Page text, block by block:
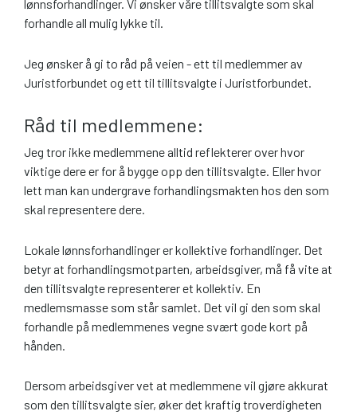
lønnsforhandlinger. Vi ønsker våre tillitsvalgte som skal
forhandle all mulig lykke til.
Jeg ønsker å gi to råd på veien - ett til medlemmer av
Juristforbundet og ett til tillitsvalgte i Juristforbundet.
Råd til medlemmene:
Jeg tror ikke medlemmene alltid reflekterer over hvor
viktige dere er for å bygge opp den tillitsvalgte. Eller hvor
lett man kan undergrave forhandlingsmakten hos den som
skal representere dere.
Lokale lønnsforhandlinger er kollektive forhandlinger. Det
betyr at forhandlingsmotparten, arbeidsgiver, må få vite at
den tillitsvalgte representerer et kollektiv. En
medlemsmasse som står samlet. Det vil gi den som skal
forhandle på medlemmenes vegne svært gode kort på
hånden.
Dersom arbeidsgiver vet at medlemmene vil gjøre akkurat
som den tillitsvalgte sier, øker det kraftig troverdigheten